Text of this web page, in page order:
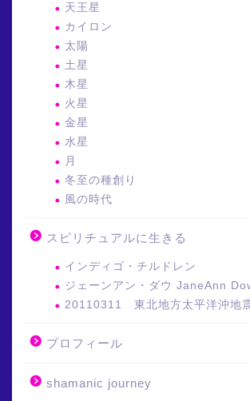
天王星
カイロン
太陽
土星
木星
火星
金星
水星
月
冬至の種創り
風の時代
スピリチュアルに生きる
インディゴ・チルドレン
ジェーンアン・ダウ JaneAnn
20110311 東北地方太平洋沖地
プロフィール
shamanic journey